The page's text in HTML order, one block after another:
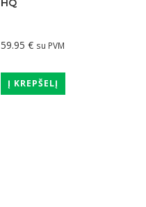
HQ
59.95 € su PVM
Į KREPŠELĮ